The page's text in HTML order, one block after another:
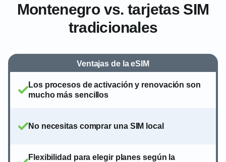
Montenegro vs. tarjetas SIM
tradicionales
Ventajas de la eSIM
Los procesos de activación y renovación son
mucho más sencillos
No necesitas comprar una SIM local
Flexibilidad para elegir planes según la